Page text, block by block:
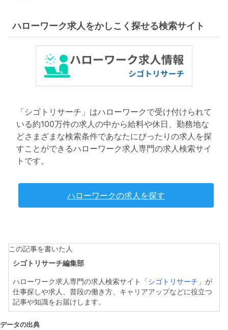
ハローワーク求人をかしこく探せる検索サイト
「シゴトリサーチ」はハローワークで受け付けられて
いる約100万件の求人の中から給料や休日、勤務地な
どさまざまな検索条件であなたにぴったりの求人を探
すことができるハローワーク求人専門の求人検索サイ
トです。
ハローワークの求人を探す
この記事を書いた人
シゴトリサーチ編集部
ハローワーク求人専門の求人検索サイト「 シゴトリサーチ 」が
仕事探しや求人、普段の働き方、キャリアアップなどに役立つ
記事や知識をお届けします。
データの出典